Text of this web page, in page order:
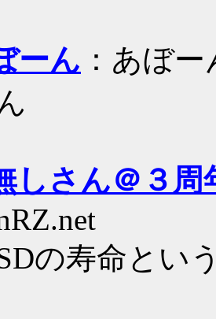
ーん ：あぼー
しさん＠３周
の寿命とい